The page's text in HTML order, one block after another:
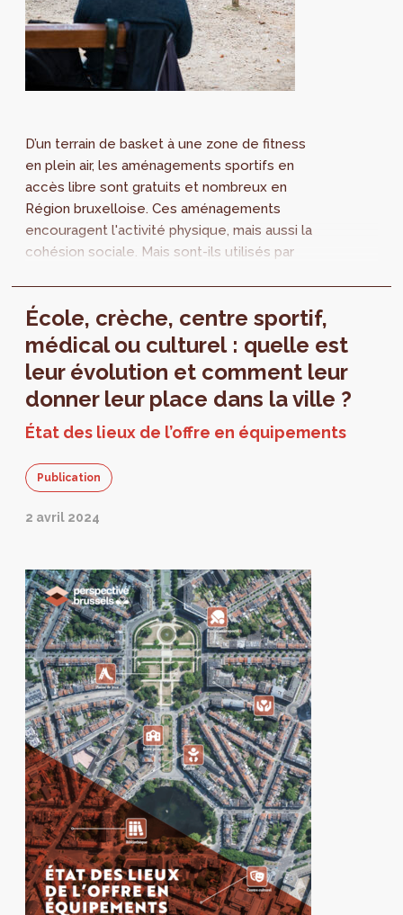
D’un terrain de basket à une zone de fitness
en plein air, les aménagements sportifs en
accès libre sont gratuits et nombreux en
Région bruxelloise. Ces aménagements
encouragent l'activité physique, mais aussi la
cohésion sociale. Mais sont-ils utilisés par
encore participé à notre enquête, rendez-
vous sur www.sport.brussels !
École, crèche, centre sportif,
médical ou culturel : quelle est
leur évolution et comment leur
donner leur place dans la ville ?
État des lieux de l’offre en équipements
Publication
2 avril 2024